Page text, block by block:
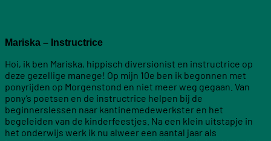
Mariska – Instructrice
Hoi, ik ben Mariska, hippisch diversionist en instructrice op
deze gezellige manege! Op mijn 10e ben ik begonnen met
ponyrijden op Morgenstond en niet meer weg gegaan. Van
pony’s poetsen en de instructrice helpen bij de
beginnerslessen naar kantinemedewerkster en het
begeleiden van de kinderfeestjes. Na een klein uitstapje in
het onderwijs werk ik nu alweer een aantal jaar als